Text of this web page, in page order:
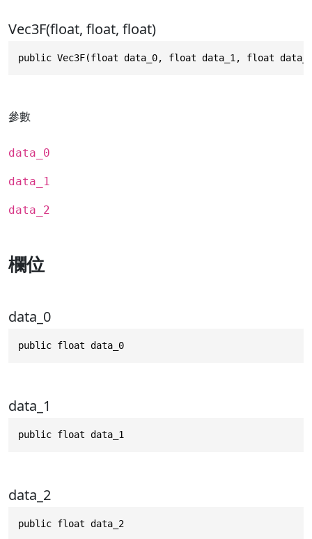
Vec3F(float, float, float)
public Vec3F(float data_0, float data_1, float
參數
data_0
data_1
data_2
欄位
data_0
public float data_0
data_1
public float data_1
data_2
public float data_2